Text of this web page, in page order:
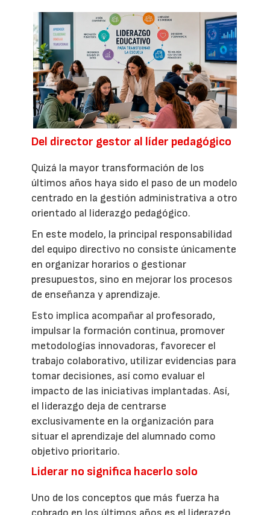
Del director gestor al líder pedagógico
Quizá la mayor transformación de los
últimos años haya sido el paso de un modelo
centrado en la gestión administrativa a otro
orientado al liderazgo pedagógico.
En este modelo, la principal responsabilidad
del equipo directivo no consiste únicamente
en organizar horarios o gestionar
presupuestos, sino en mejorar los procesos
de enseñanza y aprendizaje.
Esto implica acompañar al profesorado,
impulsar la formación continua, promover
metodologías innovadoras, favorecer el
trabajo colaborativo, utilizar evidencias para
tomar decisiones, así como evaluar el
impacto de las iniciativas implantadas. Así,
el liderazgo deja de centrarse
exclusivamente en la organización para
situar el aprendizaje del alumnado como
objetivo prioritario.
Liderar no significa hacerlo solo
Uno de los conceptos que más fuerza ha